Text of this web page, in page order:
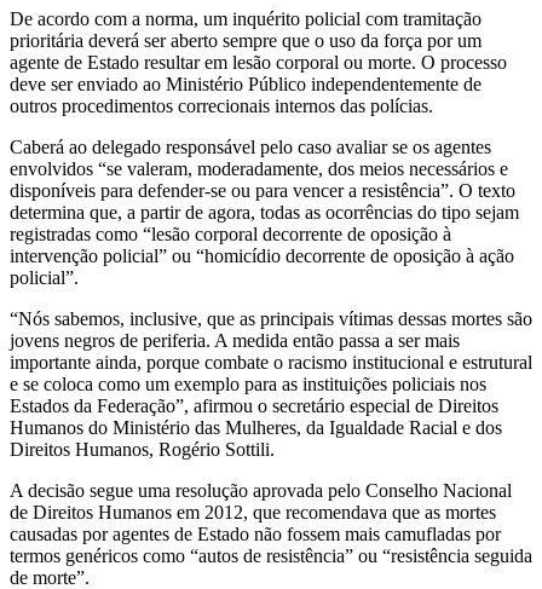
De acordo com a norma, um inquérito policial com tramitação
prioritária deverá ser aberto sempre que o uso da força por um
agente de Estado resultar em lesão corporal ou morte. O processo
deve ser enviado ao Ministério Público independentemente de
outros procedimentos correcionais internos das polícias.
Caberá ao delegado responsável pelo caso avaliar se os agentes
envolvidos “se valeram, moderadamente, dos meios necessários e
disponíveis para defender-se ou para vencer a resistência”. O texto
determina que, a partir de agora, todas as ocorrências do tipo sejam
registradas como “lesão corporal decorrente de oposição à
intervenção policial” ou “homicídio decorrente de oposição à ação
policial”.
“Nós sabemos, inclusive, que as principais vítimas dessas mortes são
jovens negros de periferia. A medida então passa a ser mais
importante ainda, porque combate o racismo institucional e estrutural
e se coloca como um exemplo para as instituições policiais nos
Estados da Federação”, afirmou o secretário especial de Direitos
Humanos do Ministério das Mulheres, da Igualdade Racial e dos
Direitos Humanos, Rogério Sottili.
A decisão segue uma resolução aprovada pelo Conselho Nacional
de Direitos Humanos em 2012, que recomendava que as mortes
causadas por agentes de Estado não fossem mais camufladas por
termos genéricos como “autos de resistência” ou “resistência seguida
de morte”.